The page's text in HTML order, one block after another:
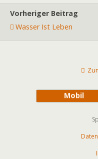
Vorheriger Beitrag
Wasser Ist Leben
Mobil